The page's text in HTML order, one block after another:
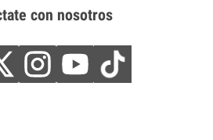
con nosotros